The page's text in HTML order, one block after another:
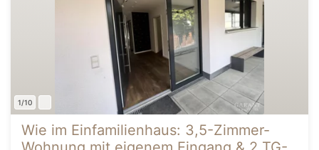
1/10
Wie im Einfamilienhaus: 3,5-Zimmer-